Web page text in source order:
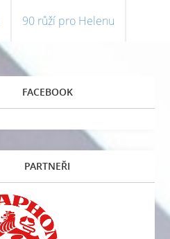
90 růží pro Helenu
FACEBOOK
PARTNEŘI